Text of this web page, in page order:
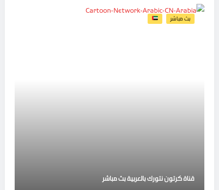
بث مباشر
قناة كرتون نتورك بالعربية بث مباشر